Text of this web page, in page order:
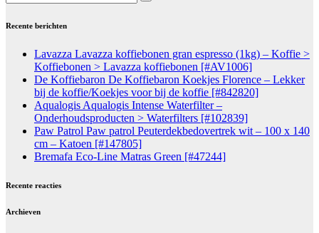
Recente berichten
Lavazza Lavazza koffiebonen gran espresso (1kg) – Koffie >
Koffiebonen > Lavazza koffiebonen [#AV1006]
De Koffiebaron De Koffiebaron Koekjes Florence – Lekker
bij de koffie/Koekjes voor bij de koffie [#842820]
Aqualogis Aqualogis Intense Waterfilter –
Onderhoudsproducten > Waterfilters [#102839]
Paw Patrol Paw patrol Peuterdekbedovertrek wit – 100 x 140
cm – Katoen [#147805]
Bremafa Eco-Line Matras Green [#47244]
Recente reacties
Archieven